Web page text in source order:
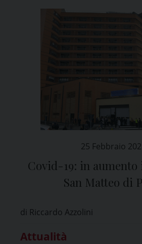
25 Febbraio
Covid-19: in
San Matteo di
di Riccardo Azzolini
Attualità